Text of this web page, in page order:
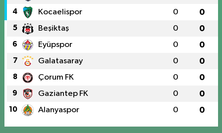
4 Kocaelispor 0 0
5 Beşiktaş 0 0
6 Eyüpspor 0 0
7 Galatasaray 0 0
8 Çorum FK 0 0
9 Gaziantep FK 0 0
10 Alanyaspor 0 0